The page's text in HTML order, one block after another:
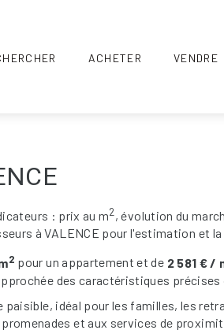
ACHETER VENDRE
: prix au m2, évolution du
à VALENCE pour l'estimation et
2 pour un appartement et de 2 581 € /
des caractéristiques précises
idéal pour les familles, les
et aux services de